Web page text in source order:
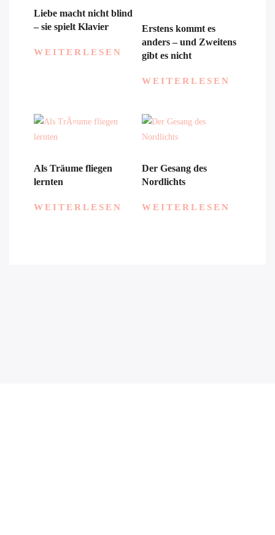
Liebe macht nicht blind
– sie spielt Klavier
WEITERLESEN
Erstens kommt es
anders – und Zweitens
gibt es nicht
WEITERLESEN
Als Träume fliegen
lernten
WEITERLESEN
Der Gesang des
Nordlichts
WEITERLESEN